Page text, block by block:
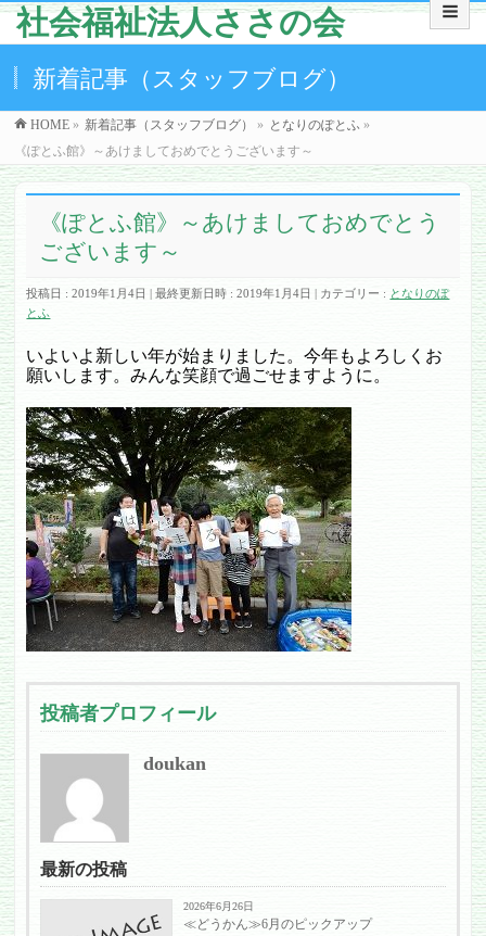
社会福祉法人ささの会
新着記事（スタッフブログ）
HOME » 新着記事（スタッフブログ） » となりのぽとふ »
《ぽとふ館》～あけましておめでとうございます～
《ぽとふ館》～あけましておめでとう
ございます～
投稿日 : 2019年1月4日 最終更新日時 : 2019年1月4日 カテゴリー : となりのぽ
とふ
いよいよ新しい年が始まりました。今年もよろしくお
願いします。みんな笑顔で過ごせますように。
投稿者プロフィール
doukan
最新の投稿
2026年6月26日
≪どうかん≫6月のピックアップ